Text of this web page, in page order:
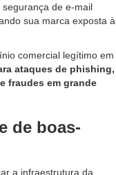
de e-mail
sua marca exposta à
comercial legítimo em
ataques de phishing,
fraudes em grande
de boas-
a infraestrutura da